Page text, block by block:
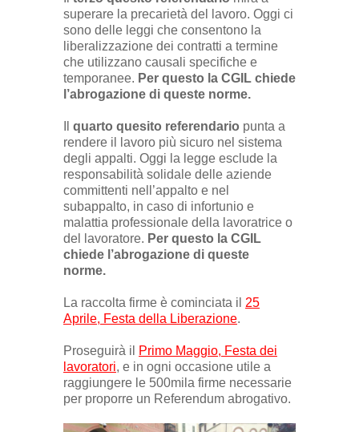
superare la precarietà del lavoro. Oggi ci
sono delle leggi che consentono la
liberalizzazione dei contratti a termine
che utilizzano causali specifiche e
temporanee. Per questo la CGIL chiede
l’abrogazione di queste norme.
quarto quesito referendario punta a
rendere il lavoro più sicuro nel sistema
degli appalti. Oggi la legge esclude la
responsabilità solidale delle aziende
committenti nell’appalto e nel
subappalto, in caso di infortunio e
malattia professionale della lavoratrice o
del lavoratore. Per questo la CGIL
chiede l’abrogazione di queste
norme.
La raccolta firme è cominciata il 25
Aprile, Festa della Liberazione.
Proseguirà il
Primo Maggio, Festa dei
lavoratori, e in ogni occasione utile a
raggiungere le 500mila firme necessarie
per proporre un Referendum abrogativo.